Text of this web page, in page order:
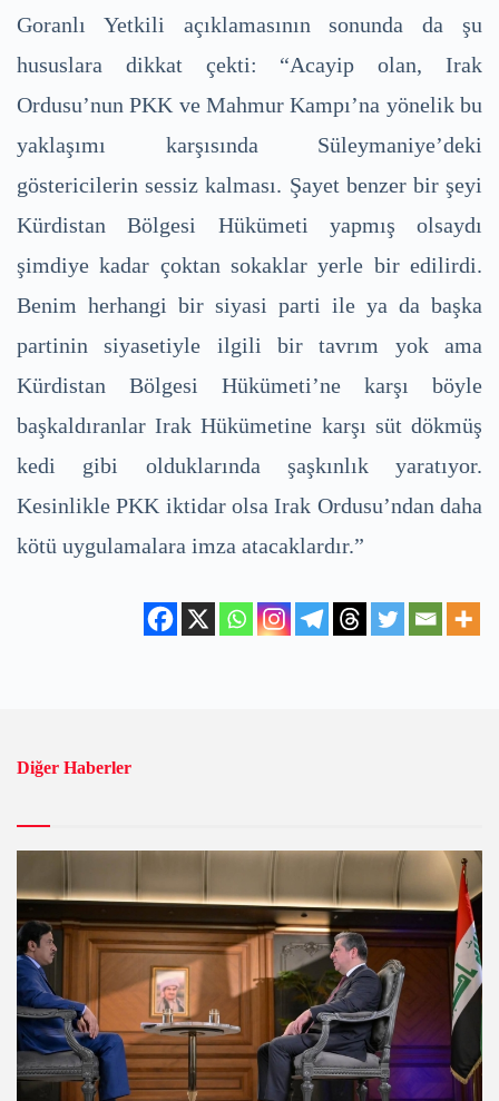
Goranlı Yetkili açıklamasının sonunda da şu
hususlara dikkat çekti: “Acayip olan, Irak
Ordusu’nun PKK ve Mahmur Kampı’na yönelik bu
yaklaşımı karşısında Süleymaniye’deki
göstericilerin sessiz kalması. Şayet benzer bir şeyi
Kürdistan Bölgesi Hükümeti yapmış olsaydı
şimdiye kadar çoktan sokaklar yerle bir edilirdi.
Benim herhangi bir siyasi parti ile ya da başka
partinin siyasetiyle ilgili bir tavrım yok ama
Kürdistan Bölgesi Hükümeti’ne karşı böyle
başkaldıranlar Irak Hükümetine karşı süt dökmüş
kedi gibi olduklarında şaşkınlık yaratıyor.
Kesinlikle PKK iktidar olsa Irak Ordusu’ndan daha
kötü uygulamalara imza atacaklardır.”
Diğer Haberler